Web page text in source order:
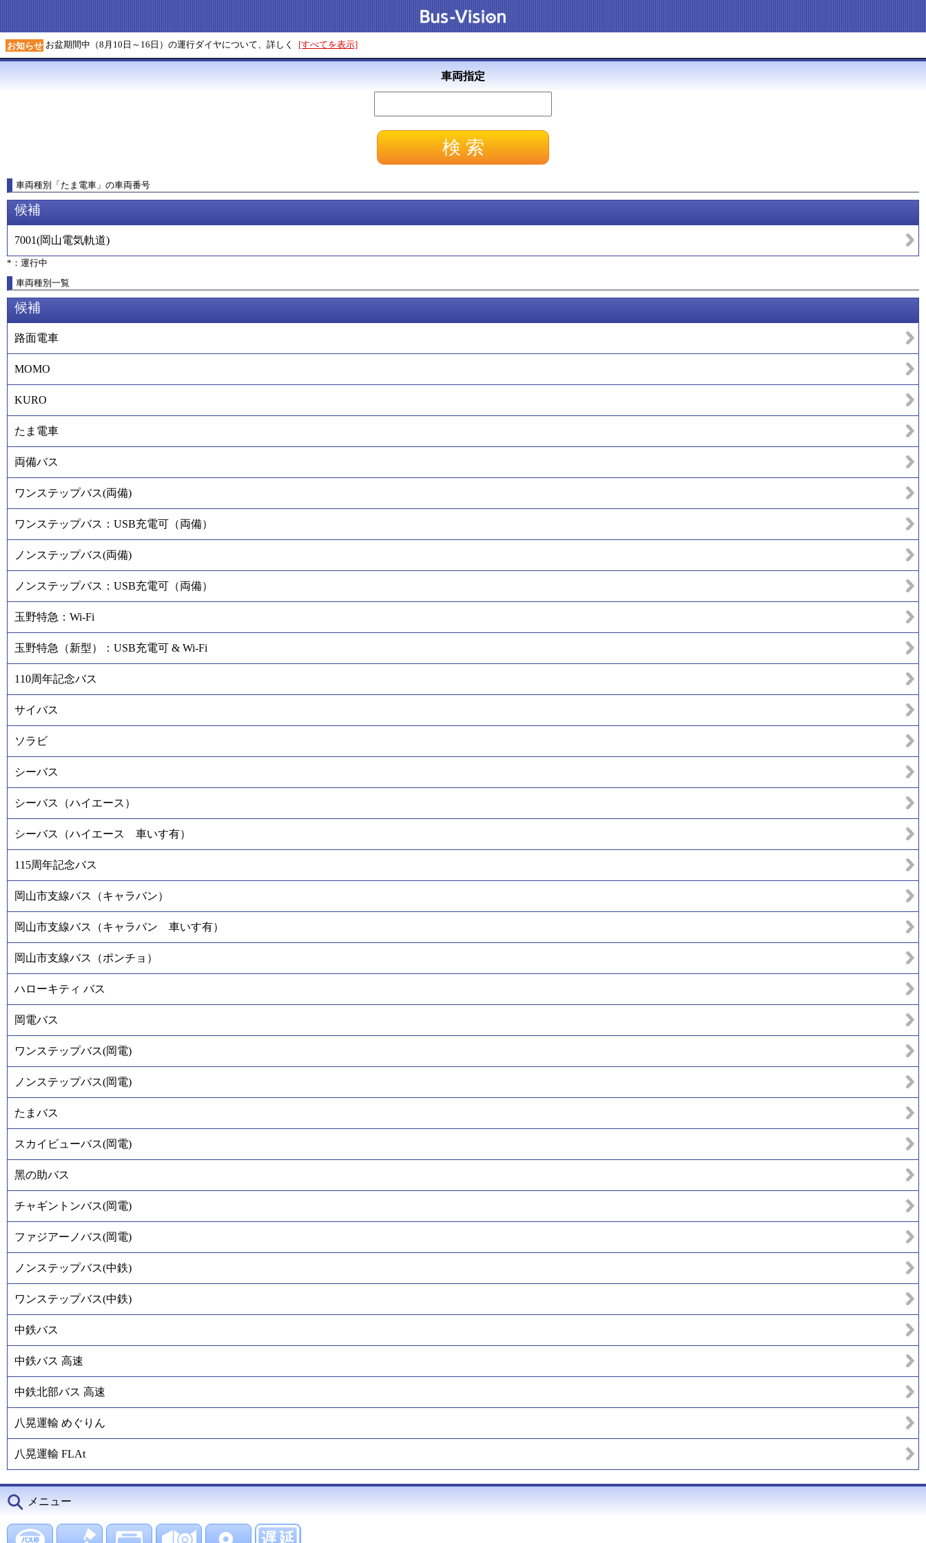
お知らせ お盆期間中（8月10日～16日）の運行ダイヤについて、詳しく [すべてを表示]
車両指定
車両種別 「たま電車 」 の車両番号
候補
7001(岡山電気軌道)
*：運行中
車両種別一覧
候補
路面電車
MOMO
KURO
たま電車
両備バス
ワンステップバス(両備)
ワンステップバス：USB充電可（両備）
ノンステップバス(両備)
ノンステップバス：USB充電可（両備）
玉野特急：Wi-Fi
玉野特急（新型）：USB充電可 & Wi-Fi
110周年記念バス
サイバス
ソラビ
シーバス
シーバス（ハイエース）
シーバス（ハイエース 車いす有）
115周年記念バス
岡山市支線バス（キャラバン）
岡山市支線バス（キャラバン 車いす有）
岡山市支線バス（ポンチョ）
ハローキティ バス
岡電バス
ワンステップバス(岡電)
ノンステップバス(岡電)
たまバス
スカイビューバス(岡電)
黑の助バス
チャギントンバス(岡電)
ファジアーノバス(岡電)
ノンステップバス(中鉄)
ワンステップバス(中鉄)
中鉄バス
中鉄バス 高速
中鉄北部バス 高速
八晃運輸 めぐりん
八晃運輸 FLAt
メニュー